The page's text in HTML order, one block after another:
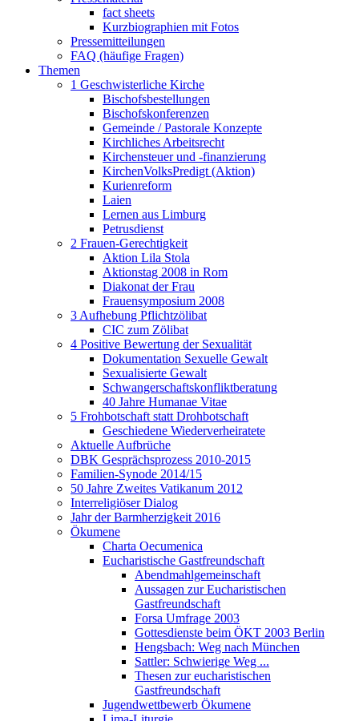
fact sheets
Kurzbiographien mit Fotos
Pressemitteilungen
FAQ (häufige Fragen)
Themen
1 Geschwisterliche Kirche
Bischofsbestellungen
Bischofskonferenzen
Gemeinde / Pastorale Konzepte
Kirchliches Arbeitsrecht
Kirchensteuer und -finanzierung
KirchenVolksPredigt (Aktion)
Kurienreform
Laien
Lernen aus Limburg
Petrusdienst
2 Frauen-Gerechtigkeit
Aktion Lila Stola
Aktionstag 2008 in Rom
Diakonat der Frau
Frauensymposium 2008
3 Aufhebung Pflichtzölibat
CIC zum Zölibat
4 Positive Bewertung der Sexualität
Dokumentation Sexuelle Gewalt
Sexualisierte Gewalt
Schwangerschaftskonfliktberatung
40 Jahre Humanae Vitae
5 Frohbotschaft statt Drohbotschaft
Geschiedene Wiederverheiratete
Aktuelle Aufbrüche
DBK Gesprächsprozess 2010-2015
Familien-Synode 2014/15
50 Jahre Zweites Vatikanum 2012
Interreligiöser Dialog
Jahr der Barmherzigkeit 2016
Ökumene
Charta Oecumenica
Eucharistische Gastfreundschaft
Abendmahlgemeinschaft
Aussagen zur Eucharistischen
Gastfreundschaft
Forsa Umfrage 2003
Gottesdienste beim ÖKT 2003 Berlin
Hengsbach: Weg nach München
Sattler: Schwierige Weg ...
Thesen zur eucharistischen
Gastfreundschaft
Jugendwettbewerb Ökumene